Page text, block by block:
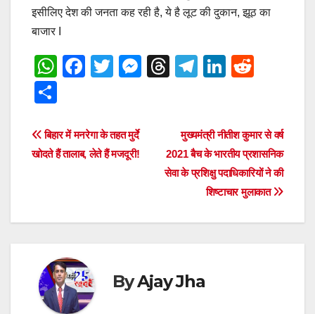
इसीलिए देश की जनता कह रही है, ये है लूट की दुकान, झूठ का
बाजार I
W
s
A
F
e
b
k
T
er
M
T
a
d
s
T
gr
a
m
Li
e
dI
n
di
t
ar
e
Post
navigation
मुख्यमंत्री नीतीश कुमार से वर्ष
2021 बैच के भारतीय प्रशासनिक
सेवा के प्रशिक्षु पदाधिकारियों ने की
शिष्टाचार मुलाकात
बिहार में मनरेगा के तहत मुर्दे
खोदते हैं तालाब, लेते हैं मजदूरी!
ByAjay Jha